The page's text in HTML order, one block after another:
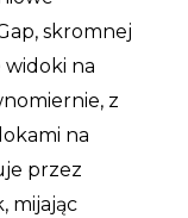
skromnej
widoki na
z
na
przez
mijając